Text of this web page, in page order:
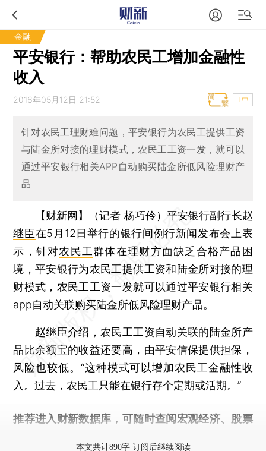
金融
平安银行：帮助农民工增加金融性
收入
2016年05月12日 21:52 T中
针对农民工理财难问题，平安银行为农民工提供工资
与陆金所对接的理财模式，农民工工资一发，就可以
通过平安银行相关APP自动购买陆金所低风险理财产
品
【财新网】（记者 杨巧伶） 平安银行副行长赵
继臣在5月12日举行的银行间例行新闻发布会上表
示，针对农民工群体在理财方面缺乏合格产品困
境，平安银行为农民工提供工资和陆金所对接的理
财模式，农民工工资一发就可以通过平安银行相关
app自动关联购买陆金所低风险理财产品。
赵继臣介绍，农民工工资自动关联的陆金所产
品比余额宝的收益还要高，由平安信保提供担保，
风险也较低。“这种模式可以增加农民工金融性收
入。过去，农民工只能在银行存个定期或活期。”
推荐进入 财新数据库 ，可随时查阅宏观经济、股票
本文共计890字 订阅后继续阅读